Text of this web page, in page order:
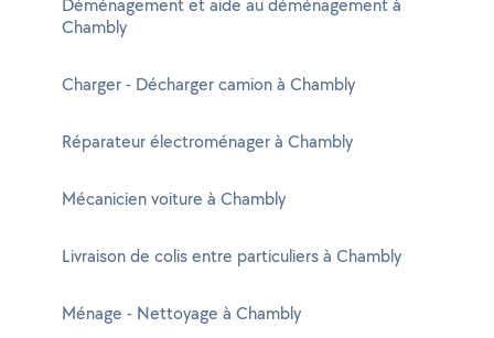
Déménagement et aide au déménagement à
Chambly
Charger - Décharger camion à Chambly
Réparateur électroménager à Chambly
Mécanicien voiture à Chambly
Livraison de colis entre particuliers à Chambly
Ménage - Nettoyage à Chambly